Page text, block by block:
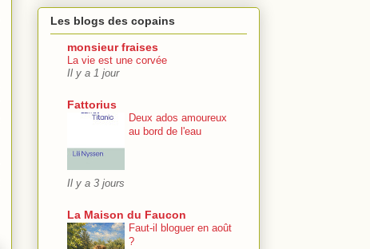
Les blogs des copains
monsieur fraises
La vie est une corvée
Il y a 1 jour
Fattorius
Deux ados amoureux
au bord de l'eau
Il y a 3 jours
La Maison du Faucon
Faut-il bloguer en août
?